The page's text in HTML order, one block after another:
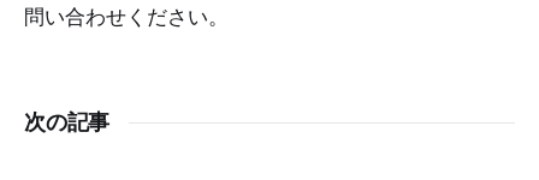
問い合わせください。
次の記事